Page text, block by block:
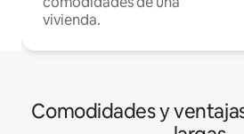
vivienda.
Comodidades y